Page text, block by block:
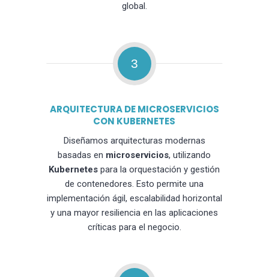
global.
3
ARQUITECTURA DE MICROSERVICIOS
CON KUBERNETES
Diseñamos arquitecturas modernas
basadas en microservicios, utilizando
Kubernetes para la orquestación y gestión
de contenedores. Esto permite una
implementación ágil, escalabilidad horizontal
y una mayor resiliencia en las aplicaciones
críticas para el negocio.